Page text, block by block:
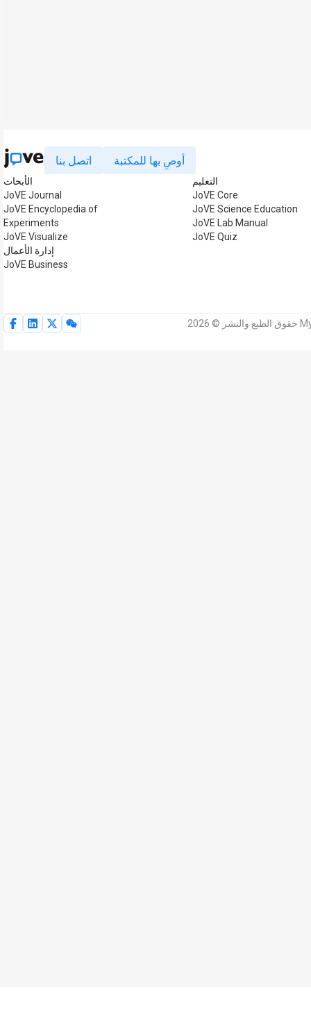
اتصل بنا أوصِ بها للمكتبة
الأبحاث
JoVE Journal
JoVE Encyclopedia of
Experiments
JoVE Visualize
إدارة الأعمال
JoVE Business
التعليم
JoVE Core
JoVE Science Education
JoVE Lab Manual
JoVE Quiz